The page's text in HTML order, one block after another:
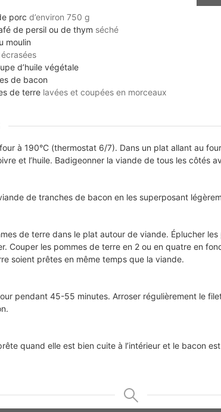
porc d’environ 750 g
de persil ou de thym séché
moulin
écrasées
d’huile végétale
de bacon
de terre lavées et coupées en morceaux
à 190°C (thermostat 6/7). Dans un plat allant au
et l’huile. Badigeonner la viande de tous les côtés
de tranches de bacon en les superposant
de terre dans le plat autour de viande. Éplucher
Couper les pommes de terre en 2 ou en quatre en
soient prêtes en même temps que la viande.
pendant 45-55 minutes. Arroser régulièrement le
quand elle est bien cuite à l’intérieur et le bacon